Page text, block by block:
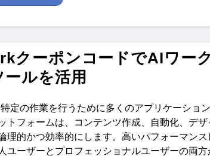
クーポンコードでAIワー
ルを活用
定の作業を行うために多くのアプリケーショ
トフォームは、コンテンツ作成、自動化、デザ
理的かつ効率的にします。高いパフォーマン
ユーザーとプロフェッショナルユーザーの両